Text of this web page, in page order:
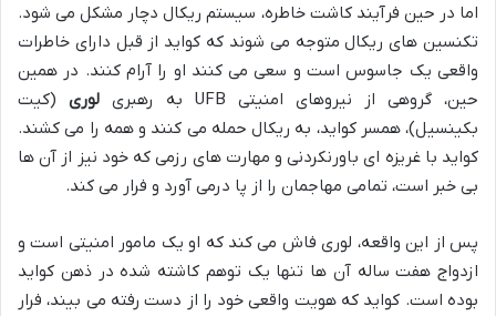
اما در حین فرآیند کاشت خاطره، سیستم ریکال دچار مشکل می شود.
تکنسین های ریکال متوجه می شوند که کواید از قبل دارای خاطرات
واقعی یک جاسوس است و سعی می کنند او را آرام کنند. در همین
حین، گروهی از نیروهای امنیتی UFB به رهبری
لوری (کیت
بکینسیل)، همسر کواید، به ریکال حمله می کنند و همه را می کشند.
کواید با غریزه ای باورنکردنی و مهارت های رزمی که خود نیز از آن ها
بی خبر است، تمامی مهاجمان را از پا درمی آورد و فرار می کند.
پس از این واقعه، لوری فاش می کند که او یک مامور امنیتی است و
ازدواج هفت ساله آن ها تنها یک توهم کاشته شده در ذهن کواید
بوده است. کواید که هویت واقعی خود را از دست رفته می بیند، فرار